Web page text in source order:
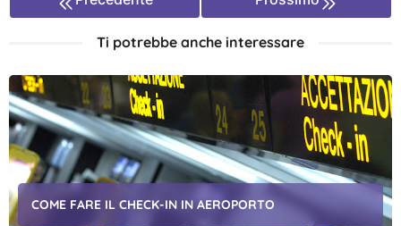
Ti potrebbe anche interessare
COME FARE IL CHECK-IN IN AEROPORTO